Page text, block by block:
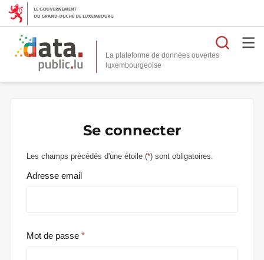
La plateforme de données ouvertes
Se connecter
Les champs précédés d'une étoile (*) sont obligatoires.
Adresse email
Mot de passe